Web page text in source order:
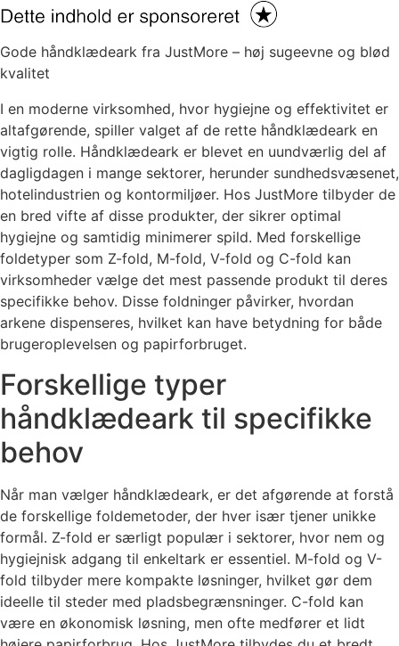
Gode håndklædeark fra JustMore – høj sugeevne og blød
kvalitet
I en moderne virksomhed, hvor hygiejne og effektivitet er
altafgørende, spiller valget af de rette håndklædeark en
vigtig rolle. Håndklædeark er blevet en uundværlig del af
dagligdagen i mange sektorer, herunder sundhedsvæsenet,
hotelindustrien og kontormiljøer. Hos JustMore tilbyder de
en bred vifte af disse produkter, der sikrer optimal
hygiejne og samtidig minimerer spild. Med forskellige
foldetyper som Z-fold, M-fold, V-fold og C-fold kan
virksomheder vælge det mest passende produkt til deres
specifikke behov. Disse foldninger påvirker, hvordan
arkene dispenseres, hvilket kan have betydning for både
brugeroplevelsen og papirforbruget.
Forskellige typer
håndklædeark til specifikke
behov
Når man vælger håndklædeark, er det afgørende at forstå
de forskellige foldemetoder, der hver især tjener unikke
formål. Z-fold er særligt populær i sektorer, hvor nem og
hygiejnisk adgang til enkeltark er essentiel. M-fold og V-
fold tilbyder mere kompakte løsninger, hvilket gør dem
ideelle til steder med pladsbegrænsninger. C-fold kan
være en økonomisk løsning, men ofte medfører et lidt